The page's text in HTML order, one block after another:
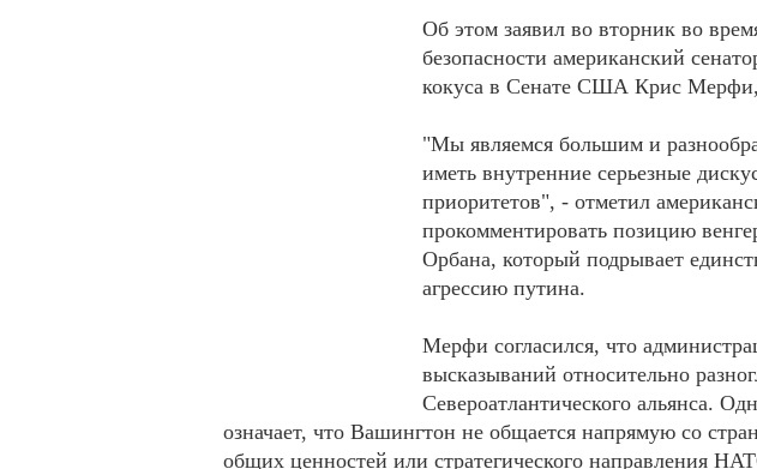
Об этом заявил во вторник во
безопасности американский
кокуса в Сенате США Крис
"Мы являемся большим и
иметь внутренние серьезные
приоритетов", - отметил
прокомментировать позицию
Орбана, который подрывает
агрессию путина.
Мерфи согласился, что
высказываний относительно
Североатлантического альянса.
означает, что Вашингтон не общается напрямую со
общих ценностей или стратегического направления